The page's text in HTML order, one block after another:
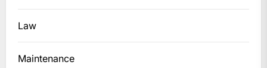
Law
Maintenance